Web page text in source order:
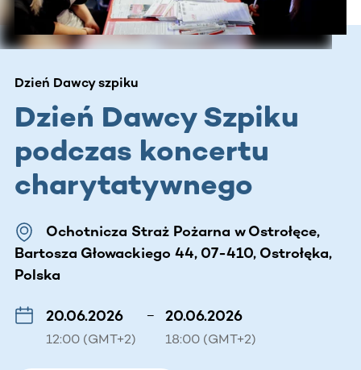
Dzień Dawcy szpiku
Dzień Dawcy Szpiku
podczas koncertu
charytatywnego
Ochotnicza Straż Pożarna w Ostrołęce,
Bartosza Głowackiego 44, 07-410, Ostrołęka,
Polska
20.06.2026
12:00 (GMT+2)
– 20.06.2026
18:00 (GMT+2)